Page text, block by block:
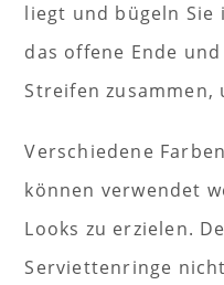
liegt und bügeln Sie
das offene Ende
Streifen zusammen,
Verschiedene
können verwendet
Looks zu erzielen.
Serviettenringe